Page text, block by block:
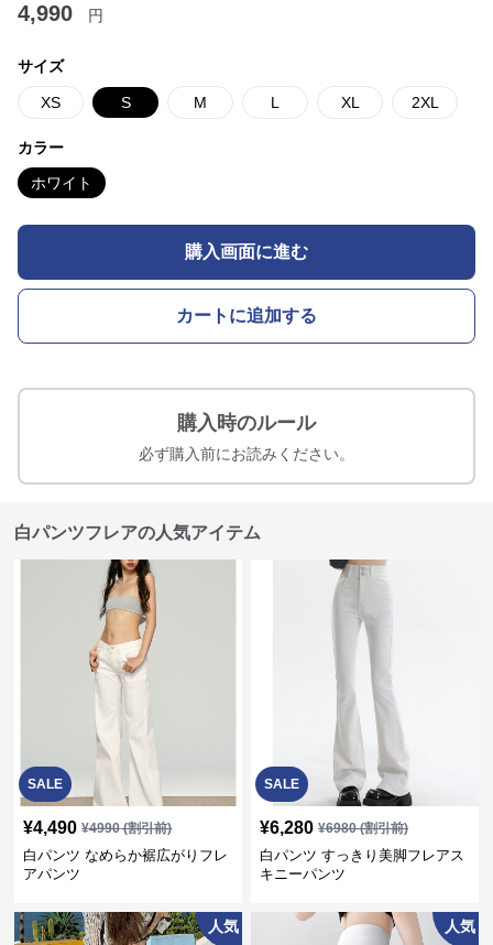
4,990 円
サイズ
XS S M L XL 2XL
カラー
ホワイト
購入画面に進む
カートに追加する
購入時のルール
必ず購入前にお読みください。
白パンツフレアの人気アイテム
SALE
¥4,490 ¥4990(割引前)
白パンツ なめらか裾広がりフレ
アパンツ
SALE
¥6,280 ¥6980(割引前)
白パンツ すっきり美脚フレアス
キニーパンツ
人気 人気